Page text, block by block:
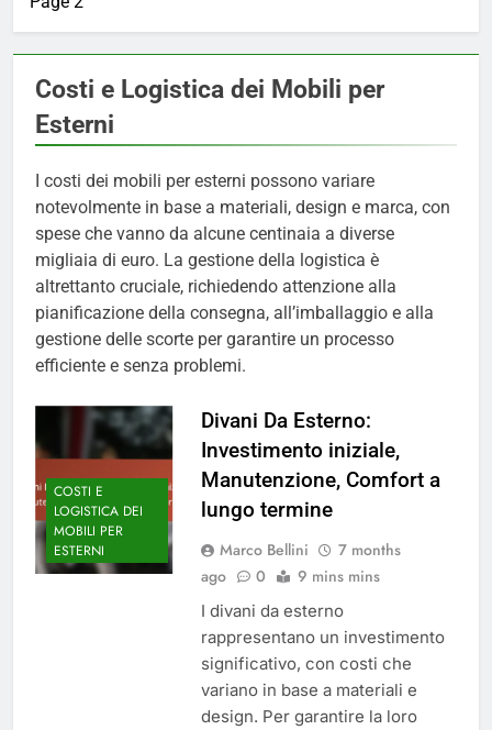
Costi e Logistica dei Mobili per
Esterni
I costi dei mobili per esterni possono variare
notevolmente in base a materiali, design e marca, con
spese che vanno da alcune centinaia a diverse
migliaia di euro. La gestione della logistica è
altrettanto cruciale, richiedendo attenzione alla
pianificazione della consegna, all’imballaggio e alla
gestione delle scorte per garantire un processo
efficiente e senza problemi.
COSTI E
LOGISTICA DEI
MOBILI PER
ESTERNI
Divani Da Esterno:
Investimento iniziale,
Manutenzione, Comfort a
lungo termine
Marco Bellini
7 months
ago
0 9 mins mins
I divani da esterno
rappresentano un investimento
significativo, con costi che
variano in base a materiali e
design. Per garantire la loro